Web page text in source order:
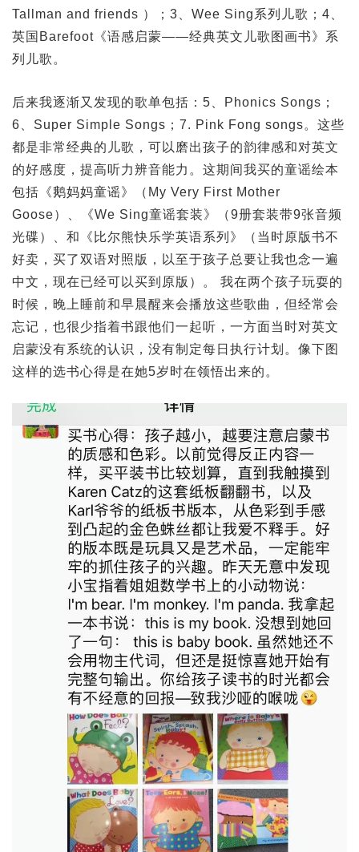
Tallman and friends ）；3、Wee Sing系列儿歌；4、
英国Barefoot《语感启蒙——经典英文儿歌图画书》系
列儿歌。
后来我逐渐又发现的歌单包括：5、Phonics Songs；
6、Super Simple Songs；7. Pink Fong songs。这些
都是非常经典的儿歌，可以磨出孩子的韵律感和对英文
的好感度，提高听力辨音能力。这期间我买的童谣绘本
包括《鹅妈妈童谣》（My Very First Mother
Goose）、《We Sing童谣套装》（9册套装带9张音频
光碟）、和《比尔熊快乐学英语系列》（当时原版书不
好卖，买了双语对照版，以至于孩子总要让我也念一遍
中文，现在已经可以买到原版）。 我在两个孩子玩耍的
时候，晚上睡前和早晨醒来会播放这些歌曲，但经常会
忘记，也很少指着书跟他们一起听，一方面当时对英文
启蒙没有系统的认识，没有制定每日执行计划。像下图
这样的选书心得是在她5岁时在领悟出来的。